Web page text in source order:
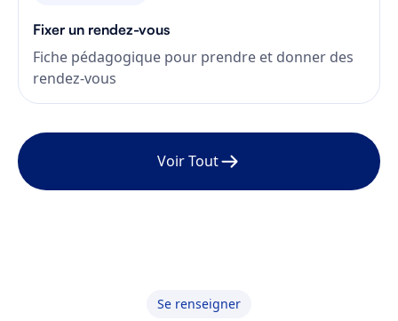
Fixer un rendez-vous
Fiche pédagogique pour prendre et donner des
rendez-vous
Voir Tout
Se renseigner